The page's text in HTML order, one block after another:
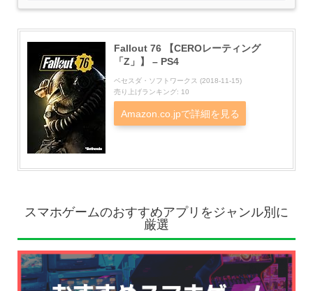
Fallout 76 【CEROレーティング
「Z」】 – PS4
ベセスダ・ソフトワークス (2018-11-15)
売り上げランキング: 10
Amazon.co.jpで詳細を見る
スマホゲームのおすすめアプリをジャンル別に
厳選